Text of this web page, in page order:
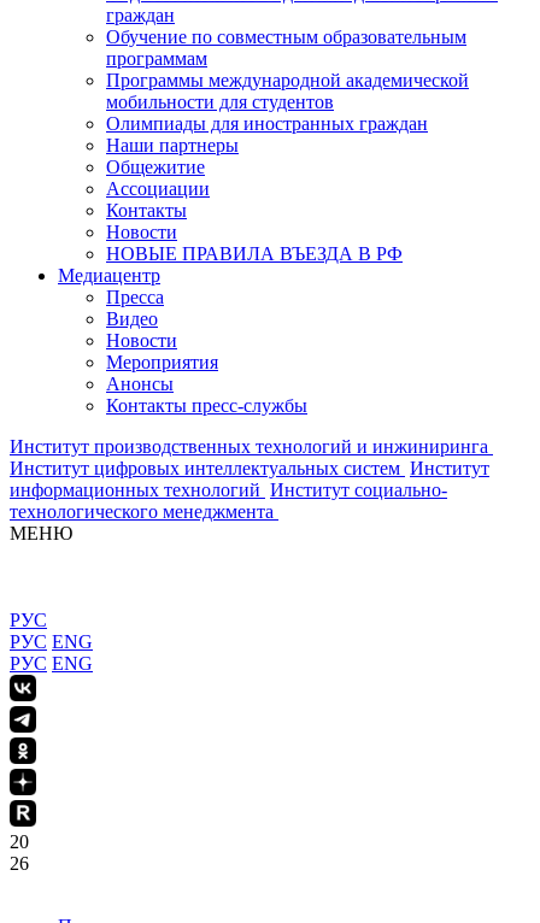
граждан
Обучение по совместным образовательным
программам
Программы международной академической
мобильности для студентов
Олимпиады для иностранных граждан
Наши партнеры
Общежитие
Ассоциации
Контакты
Новости
НОВЫЕ ПРАВИЛА ВЪЕЗДА В РФ
Медиацентр
Пресса
Видео
Новости
Мероприятия
Анонсы
Контакты пресс-службы
Институт производственных технологий и инжиниринга
Институт цифровых интеллектуальных систем Институт
информационных технологий Институт социально-
технологического менеджмента
МЕНЮ
РУС
РУС ENG
РУС ENG
20
26